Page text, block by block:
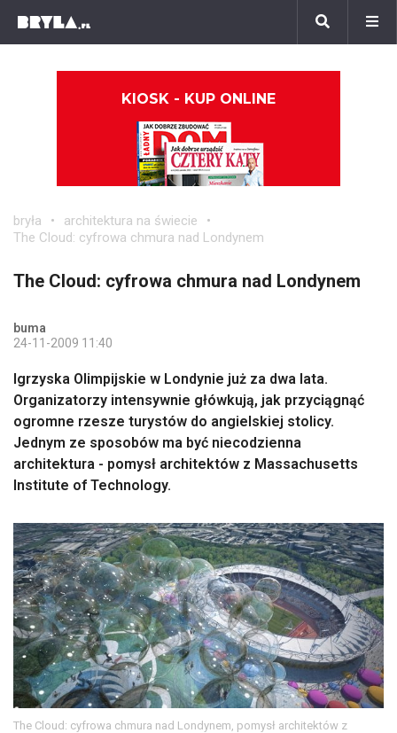
KIOSK - KUP ONLINE
bryła
architektura na świecie
The Cloud: cyfrowa chmura nad Londynem
The Cloud: cyfrowa chmura nad Londynem
buma
24-11-2009 11:40
Igrzyska Olimpijskie w Londynie już za dwa lata.
Organizatorzy intensywnie główkują, jak przyciągnąć
ogromne rzesze turystów do angielskiej stolicy.
Jednym ze sposobów ma być niecodzienna
architektura - pomysł architektów z Massachusetts
Institute of Technology.
The Cloud: cyfrowa chmura nad Londynem, pomysł architektów z